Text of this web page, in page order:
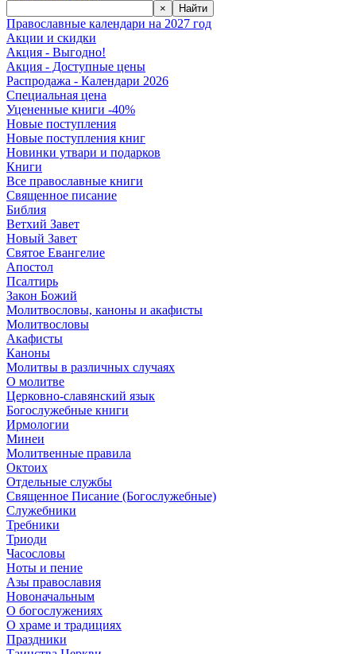
× Найти
Православные календари на 2027 год
Акции и скидки
Акция - Выгодно!
Акция - Доступные цены
Распродажа - Календари 2026
Специальная цена
Уцененные книги -40%
Новые поступления
Новые поступления книг
Новинки утвари и подарков
Книги
Все православные книги
Священное писание
Библия
Ветхий Завет
Новый Завет
Святое Евангелие
Апостол
Псалтирь
Закон Божий
Молитвословы, каноны и акафисты
Молитвословы
Акафисты
Каноны
Молитвы в различных случаях
О молитве
Церковно-славянский язык
Богослужебные книги
Ирмологии
Минеи
Молитвенные правила
Октоих
Отдельные службы
Священное Писание (Богослужебные)
Служебники
Требники
Триоди
Часословы
Ноты и пение
Азы православия
Новоначальным
О богослужениях
О храме и традициях
Праздники